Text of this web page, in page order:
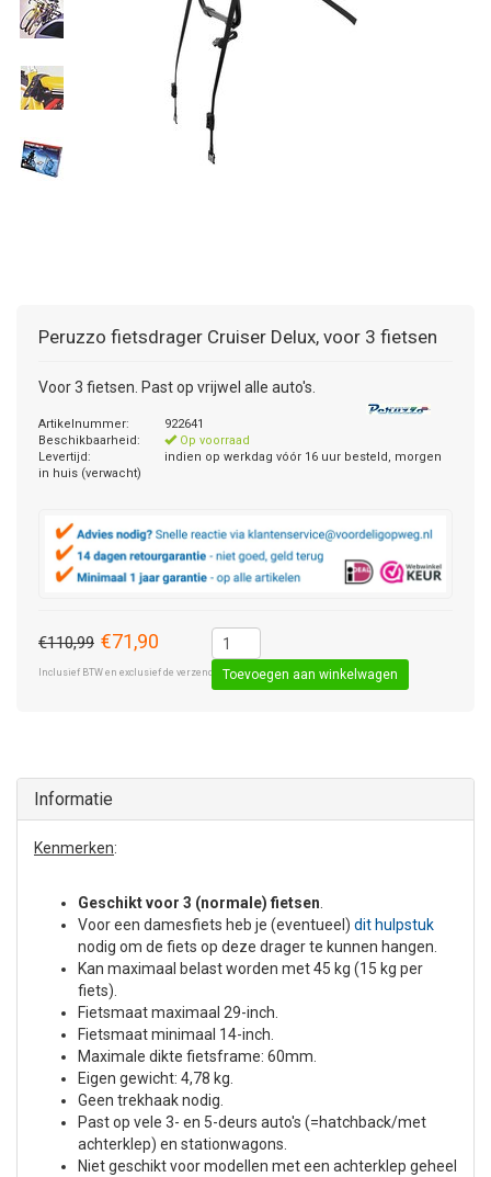
TOYOTA
VOLKSWAGEN (TOT VW PASSAT)
VOLKSWAGEN (VANAF VW PASSAT)
15 INCH
16 INCH
17 INCH
INFORMATIE OVER LAADKABELS
ACCULADER
JUMPSTARTER
STARTKABELS
PECH ONDERWEG
AUTOSTOELTJE
DAKKOFFER
INFORMATIE OVER DAKKOFFERS
SNEEUWKETTINGEN
SNEEUWKETTINGEN VOOR SUV, MPV, 4X4, CAMPER EN
BESTELWAGEN
INFORMATIE OVER WETGEVING
REGELGEVING M.B.T. VERLICHTING
ADVIES BIJ DEFECTE VERLICHTING
CARAVANHOES
INFORMATIE OVER CARAVANHOEZEN
AANHANGWAGEN
MOTOR
CARAVAN
Peruzzo fietsdrager Cruiser Delux, voor 3 fietsen
Voor 3 fietsen. Past op vrijwel alle auto's.
Artikelnummer:
922641
Beschikbaarheid:
Op voorraad
Levertijd:
indien op werkdag vóór 16 uur besteld, morgen
in huis (verwacht)
€110,99 €71,90
Inclusief BTW en exclusief de verzendkosten € 8,50 (standaard pakket).
Toevoegen aan winkelwagen
Informatie
Kenmerken:
Geschikt voor 3 (normale) fietsen.
Voor een damesfiets heb je (eventueel) dit hulpstuk
nodig om de fiets op deze drager te kunnen hangen.
Kan maximaal belast worden met 45 kg (15 kg per
fiets).
Fietsmaat maximaal 29-inch.
Fietsmaat minimaal 14-inch.
Maximale dikte fietsframe: 60mm.
Eigen gewicht: 4,78 kg.
Geen trekhaak nodig.
Past op vele 3- en 5-deurs auto's (=hatchback/met
achterklep) en stationwagons.
Niet geschikt voor modellen met een achterklep geheel